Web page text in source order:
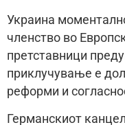
Украина
членство во
претставници
приклучување е
реформи и
Германскиот